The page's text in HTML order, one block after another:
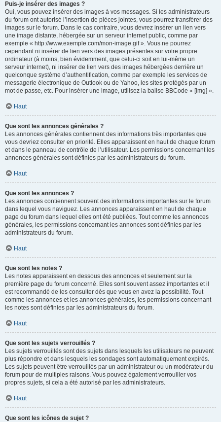
Puis-je insérer des images ?
Oui, vous pouvez insérer des images à vos messages. Si les administrateurs
du forum ont autorisé l’insertion de pièces jointes, vous pourrez transférer des
images sur le forum. Dans le cas contraire, vous devrez insérer un lien vers
une image distante, hébergée sur un serveur internet public, comme par
exemple « http://www.exemple.com/mon-image.gif ». Vous ne pourrez
cependant ni insérer de lien vers des images présentes sur votre propre
ordinateur (à moins, bien évidemment, que celui-ci soit en lui-même un
serveur internet), ni insérer de lien vers des images hébergées derrière un
quelconque système d’authentification, comme par exemple les services de
messagerie électronique de Outlook ou de Yahoo, les sites protégés par un
mot de passe, etc. Pour insérer une image, utilisez la balise BBCode « [img] ».
Haut
Que sont les annonces générales ?
Les annonces générales contiennent des informations très importantes que
vous devriez consulter en priorité. Elles apparaissent en haut de chaque forum
et dans le panneau de contrôle de l’utilisateur. Les permissions concernant les
annonces générales sont définies par les administrateurs du forum.
Haut
Que sont les annonces ?
Les annonces contiennent souvent des informations importantes sur le forum
dans lequel vous naviguez. Les annonces apparaissent en haut de chaque
page du forum dans lequel elles ont été publiées. Tout comme les annonces
générales, les permissions concernant les annonces sont définies par les
administrateurs du forum.
Haut
Que sont les notes ?
Les notes apparaissent en dessous des annonces et seulement sur la
première page du forum concerné. Elles sont souvent assez importantes et il
est recommandé de les consulter dès que vous en avez la possibilité. Tout
comme les annonces et les annonces générales, les permissions concernant
les notes sont définies par les administrateurs du forum.
Haut
Que sont les sujets verrouillés ?
Les sujets verrouillés sont des sujets dans lesquels les utilisateurs ne peuvent
plus répondre et dans lesquels les sondages sont automatiquement expirés.
Les sujets peuvent être verrouillés par un administrateur ou un modérateur du
forum pour de multiples raisons. Vous pouvez également verrouiller vos
propres sujets, si cela a été autorisé par les administrateurs.
Haut
Que sont les icônes de sujet ?